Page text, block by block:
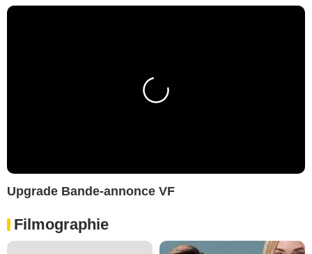
Upgrade Bande-annonce VF
Filmographie